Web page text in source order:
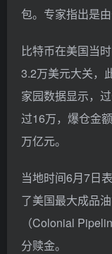
包。专家指出是
比特币在美国当
3.2万美元大关，
家园数据显示，
过16万，爆仓金
万亿元。
当地时间6月7日
了美国最大成品
（Colonial
分赎金。